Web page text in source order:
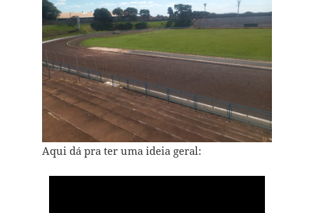
Aqui dá pra ter uma ideia geral: